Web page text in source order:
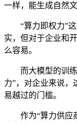
一样，能生成自然
“算力即权力”这
实，但对于企业和
么容易。
而大模型的训练
力”，对企业来说，
易越过的门槛。
作为“算力供应商